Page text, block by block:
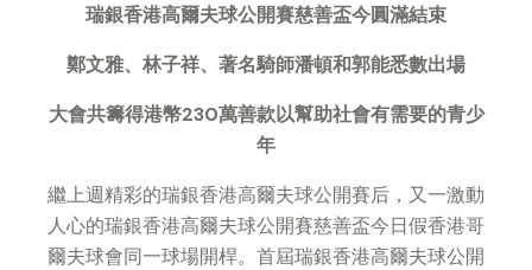
瑞銀香港高爾夫球公開賽慈善盃今圓滿結束
鄭文雅、林子祥、著名騎師潘頓和郭能悉數出場
大會共籌得港幣230萬善款以幫助社會有需要的青少
年
繼上週精彩的瑞銀香港高爾夫球公開賽后，又一激動
人心的瑞銀香港高爾夫球公開賽慈善盃今日假香港哥
爾夫球會同一球場開桿。首屆瑞銀香港高爾夫球公開